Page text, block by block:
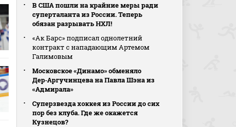
В США пошли на крайние меры ради
суперталанта из России. Теперь
обязан разрывать НХЛ!
«Ак Барс» подписал однолетний
контракт с нападающим Артемом
Галимовым
Московское «Динамо» обменяло
Дер‑Аргучинцева на Павла Шэна из
«Адмирала»
Суперзвезда хоккея из России до сих
пор без клуба. Где же окажется
Кузнецов?